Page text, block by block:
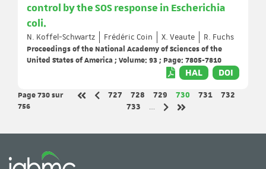
control by the SOS response in Escherichia
coli.
N. Koffel-Schwartz Frédéric Coin X. Veaute
R. Fuchs
Proceedings of the National Academy of Sciences of the
United States of America ; Volume: 93 ; Page: 7805-7810
HAL DOI
Page 730sur
756
Première page
Page précédente
Page
727 Page
728 Page
729 Page
730 Page
731 Page
732
Page
733
…